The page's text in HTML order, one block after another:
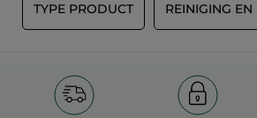
TYPE PRODUCT REINIGING EN